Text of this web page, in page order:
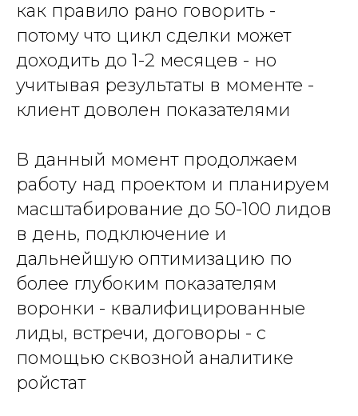
как правило рано говорить -
потому что цикл сделки может
доходить до 1-2 месяцев - но
учитывая результаты в моменте -
клиент доволен показателями
В данный момент продолжаем
работу над проектом и планируем
масштабирование до 50-100 лидов
в день, подключение и
дальнейшую оптимизацию по
более глубоким показателям
воронки - квалифицированные
лиды, встречи, договоры - с
помощью сквозной аналитике
ройстат